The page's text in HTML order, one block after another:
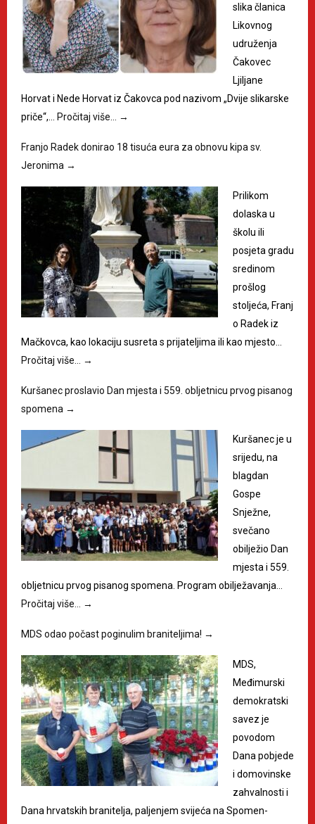
slika članica
Likovnog
udruženja
Čakovec
Ljiljane
Horvat i Nede Horvat iz Čakovca pod nazivom „Dvije slikarske
priče“,… Pročitaj više… →
Franjo Radek donirao 18 tisuća eura za obnovu kipa sv.
Jeronima →
Prilikom
dolaska u
školu ili
posjeta gradu
sredinom
prošlog
stoljeća, Franj
o Radek iz
Mačkovca, kao lokaciju susreta s prijateljima ili kao mjesto…
Pročitaj više…
→
Kuršanec proslavio Dan mjesta i 559. obljetnicu prvog pisanog
spomena →
Kuršanec je u
srijedu, na
blagdan
Gospe
Snježne,
svečano
obilježio Dan
mjesta i 559.
obljetnicu prvog pisanog spomena. Program obilježavanja…
Pročitaj više…
→
MDS odao počast poginulim braniteljima! →
MDS,
Međimurski
demokratski
savez je
povodom
Dana pobjede
i domovinske
zahvalnosti i
Dana hrvatskih branitelja, paljenjem svijeća na Spomen-